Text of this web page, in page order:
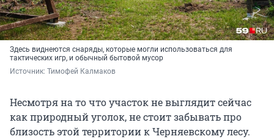
Здесь виднеются снаряды, которые могли использоваться для
тактических игр, и обычный бытовой мусор
Источник: Тимофей Калмаков
Несмотря на то что участок не выглядит сейчас
как природный уголок, не стоит забывать про
близость этой территории к Черняевскому лесу.